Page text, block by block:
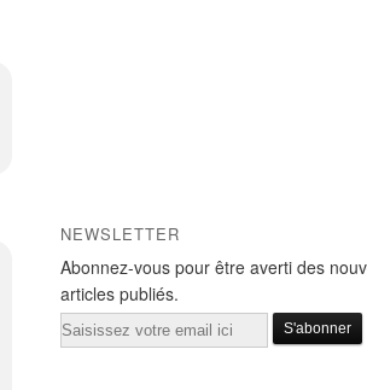
NEWSLETTER
Abonnez-vous pour être averti des
articles publiés.
Email